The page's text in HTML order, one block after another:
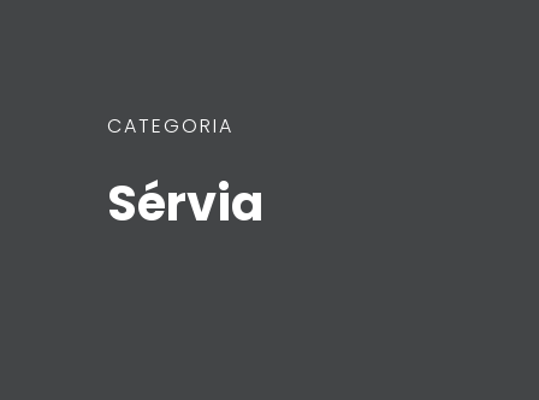
CATEGORIA
Sérvia